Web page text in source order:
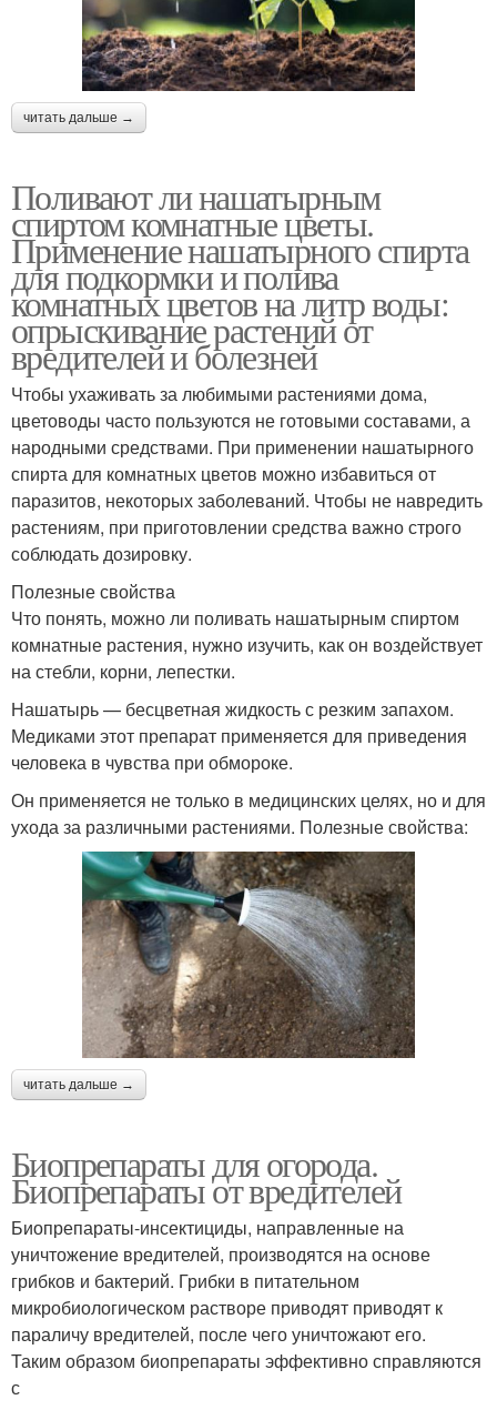
читать дальше →
Поливают ли нашатырным
спиртом комнатные цветы.
Применение нашатырного спирта
для подкормки и полива
комнатных цветов на литр воды:
опрыскивание растений от
вредителей и болезней
Чтобы ухаживать за любимыми растениями дома,
цветоводы часто пользуются не готовыми составами, а
народными средствами. При применении нашатырного
спирта для комнатных цветов можно избавиться от
паразитов, некоторых заболеваний. Чтобы не навредить
растениям, при приготовлении средства важно строго
соблюдать дозировку.
Полезные свойства
Что понять, можно ли поливать нашатырным спиртом
комнатные растения, нужно изучить, как он воздействует
на стебли, корни, лепестки.
Нашатырь — бесцветная жидкость с резким запахом.
Медиками этот препарат применяется для приведения
человека в чувства при обмороке.
Он применяется не только в медицинских целях, но и для
ухода за различными растениями. Полезные свойства:
читать дальше →
Биопрепараты для огорода.
Биопрепараты от вредителей
Биопрепараты-инсектициды, направленные на
уничтожение вредителей, производятся на основе
грибков и бактерий. Грибки в питательном
микробиологическом растворе приводят приводят к
параличу вредителей, после чего уничтожают его.
Таким образом биопрепараты эффективно справляются
с